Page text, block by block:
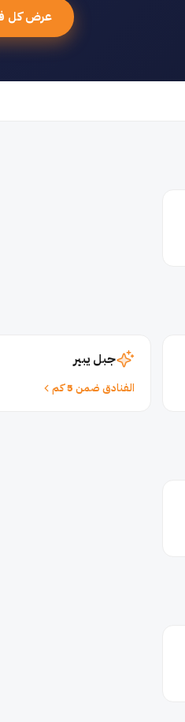
عرض كل
جبل يبير
الفنادق ضمن 5 كم